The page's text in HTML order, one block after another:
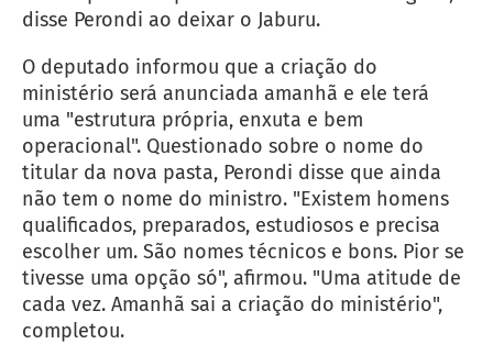
disse Perondi ao deixar o Jaburu.
O deputado informou que a criação do
ministério será anunciada amanhã e ele terá
uma "estrutura própria, enxuta e bem
operacional". Questionado sobre o nome do
titular da nova pasta, Perondi disse que ainda
não tem o nome do ministro. "Existem homens
qualificados, preparados, estudiosos e precisa
escolher um. São nomes técnicos e bons. Pior se
tivesse uma opção só", afirmou. "Uma atitude de
cada vez. Amanhã sai a criação do ministério",
completou.